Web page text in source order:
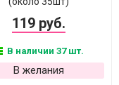
119 руб.
В наличии 37 шт.
В желания